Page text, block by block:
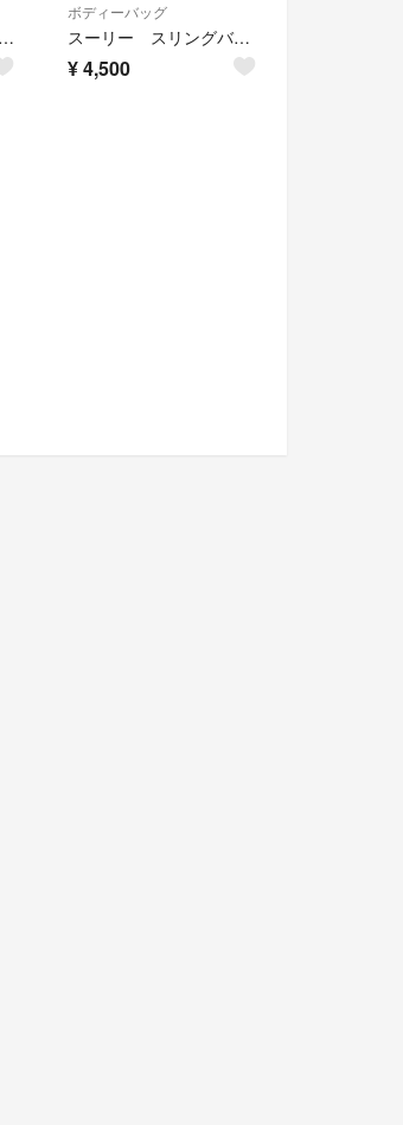
THULE(スーリー) スリングバッグ TCSP-313 ［中古］
ボディーバッグ
スーリー スリングバッグ TCSP313
¥4,500